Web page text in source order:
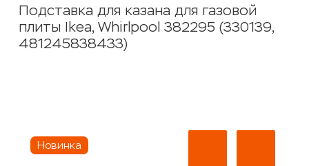
Подставка для казана для газовой
плиты Ikea, Whirlpool 382295 (330139,
481245838433)
Новинка